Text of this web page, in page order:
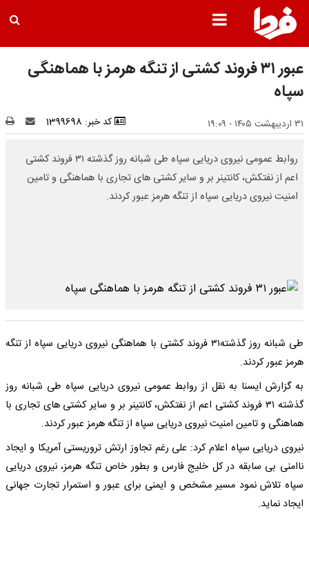
عبور ۳۱ فروند کشتی از تنگه هرمز با هماهنگی
سپاه
۳۱ اردیبهشت ۱۴۰۵ - ۱۹:۰۹ کد خبر: 1399698
روابط عمومی نیروی دریایی سپاه طی شبانه روز گذشته ۳۱ فروند کشتی
اعم از نفتکش، کانتینر بر و سایر کشتی های تجاری با هماهنگی و تامین
امنیت نیروی دریایی سپاه از تنگه هرمز عبور کردند.
طی شبانه روز گذشته۳۱ فروند کشتی با هماهنگی نیروی دریایی سپاه از تنگه
هرمز عبور کردند.
به گزارش ایسنا به نقل از روابط عمومی نیروی دریایی سپاه طی شبانه روز
گذشته ۳۱ فروند کشتی اعم از نفتکش، کانتینر بر و سایر کشتی های تجاری با
هماهنگی و تامین امنیت نیروی دریایی سپاه از تنگه هرمز عبور کردند.
نیروی دریایی سپاه اعلام کرد: علی رغم تجاوز ارتش تروریستی آمریکا و ایجاد
ناامنی بی سابقه در کل خلیج فارس و بطور خاص تنگه هرمز، نیروی دریایی
سپاه تلاش نمود مسیر مشخص و ایمنی برای عبور و استمرار تجارت جهانی
ایجاد نماید.